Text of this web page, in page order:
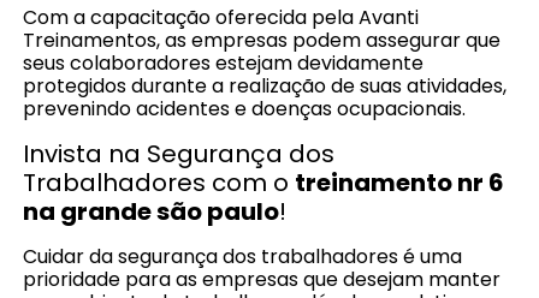
Com a capacitação oferecida pela Avanti
Treinamentos, as empresas podem assegurar que
seus colaboradores estejam devidamente
protegidos durante a realização de suas atividades,
prevenindo acidentes e doenças ocupacionais.
Invista na Segurança dos
Trabalhadores com o treinamento nr 6
na grande são paulo!
Cuidar da segurança dos trabalhadores é uma
prioridade para as empresas que desejam manter